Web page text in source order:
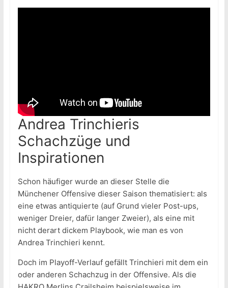
Andrea Trinchieris
Schachzüge und
Inspirationen
Schon häufiger wurde an dieser Stelle die
Münchener Offensive dieser Saison thematisiert: als
eine etwas antiquierte (auf Grund vieler Post-ups,
weniger Dreier, dafür langer Zweier), als eine mit
nicht derart dickem Playbook, wie man es von
Andrea Trinchieri kennt.
Doch im Playoff-Verlauf gefällt Trinchieri mit dem ein
oder anderen Schachzug in der Offensive. Als die